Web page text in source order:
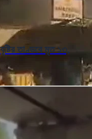
তাণ্ডবে মৃত ১৩,